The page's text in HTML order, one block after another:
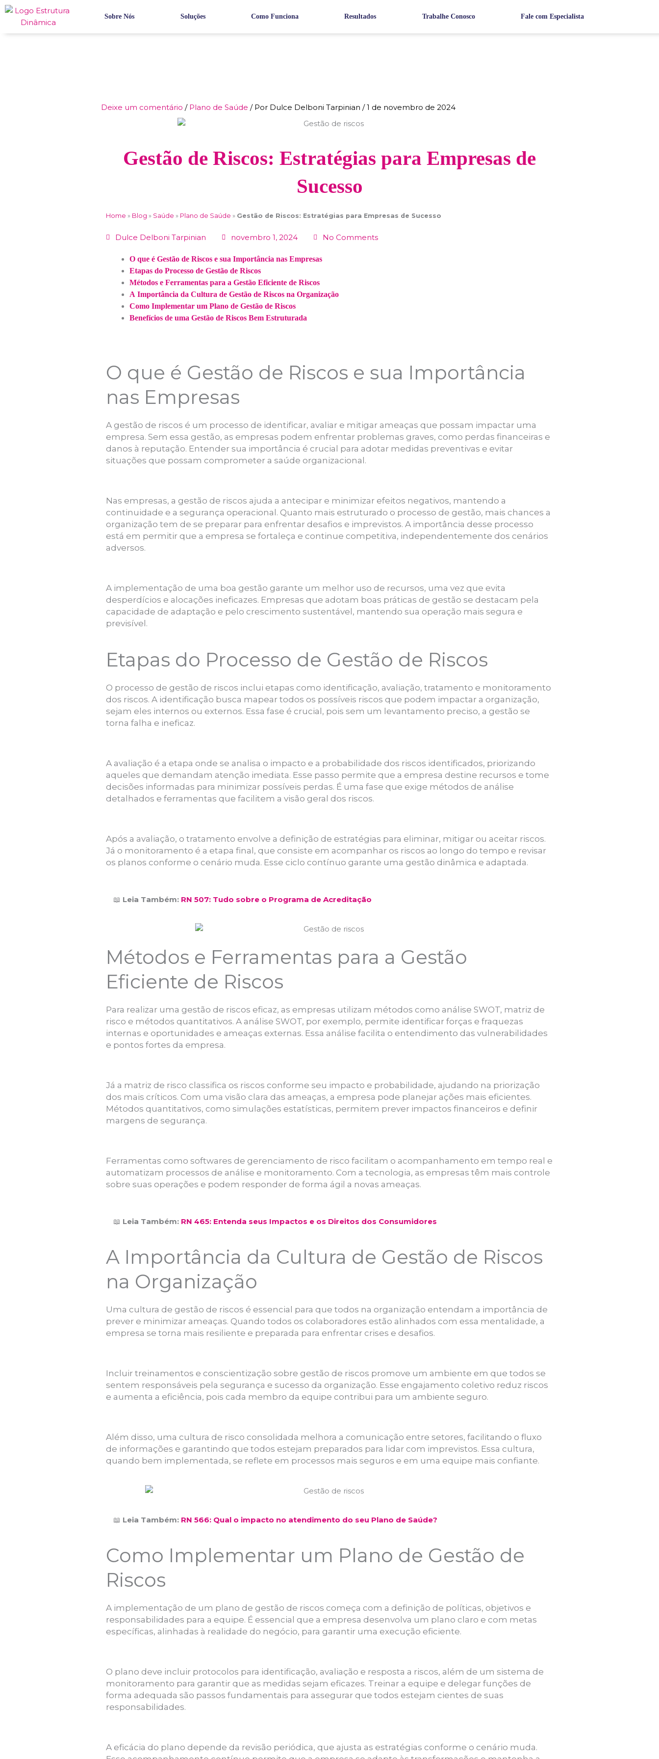
Sobre Nós Soluções Como Funciona Resultados Trabalhe Conosco Fale com Especialista
Deixe um comentário / Plano de Saúde / Por Dulce Delboni Tarpinian/1 de novembro de 2024
Gestão de Riscos: Estratégias para Empresas de
Sucesso
Home » Blog » Saúde » Plano de Saúde » Gestão de Riscos: Estratégias para Empresas de Sucesso
Dulce Delboni Tarpinian novembro 1, 2024 No Comments
O que é Gestão de Riscos e sua Importância nas Empresas
Etapas do Processo de Gestão de Riscos
Métodos e Ferramentas para a Gestão Eficiente de Riscos
A Importância da Cultura de Gestão de Riscos na Organização
Como Implementar um Plano de Gestão de Riscos
Benefícios de uma Gestão de Riscos Bem Estruturada
O que é Gestão de Riscos e sua Importância
nas Empresas
A gestão de riscos é um processo de identificar, avaliar e mitigar ameaças que possam impactar uma
empresa. Sem essa gestão, as empresas podem enfrentar problemas graves, como perdas financeiras e
danos à reputação. Entender sua importância é crucial para adotar medidas preventivas e evitar
situações que possam comprometer a saúde organizacional.
Nas empresas, a gestão de riscos ajuda a antecipar e minimizar efeitos negativos, mantendo a
continuidade e a segurança operacional. Quanto mais estruturado o processo de gestão, mais chances a
organização tem de se preparar para enfrentar desafios e imprevistos. A importância desse processo
está em permitir que a empresa se fortaleça e continue competitiva, independentemente dos cenários
adversos.
A implementação de uma boa gestão garante um melhor uso de recursos, uma vez que evita
desperdícios e alocações ineficazes. Empresas que adotam boas práticas de gestão se destacam pela
capacidade de adaptação e pelo crescimento sustentável, mantendo sua operação mais segura e
previsível.
Etapas do Processo de Gestão de Riscos
O processo de gestão de riscos inclui etapas como identificação, avaliação, tratamento e monitoramento
dos riscos. A identificação busca mapear todos os possíveis riscos que podem impactar a organização,
sejam eles internos ou externos. Essa fase é crucial, pois sem um levantamento preciso, a gestão se
torna falha e ineficaz.
A avaliação é a etapa onde se analisa o impacto e a probabilidade dos riscos identificados, priorizando
aqueles que demandam atenção imediata. Esse passo permite que a empresa destine recursos e tome
decisões informadas para minimizar possíveis perdas. É uma fase que exige métodos de análise
detalhados e ferramentas que facilitem a visão geral dos riscos.
Após a avaliação, o tratamento envolve a definição de estratégias para eliminar, mitigar ou aceitar riscos.
Já o monitoramento é a etapa final, que consiste em acompanhar os riscos ao longo do tempo e revisar
os planos conforme o cenário muda. Esse ciclo contínuo garante uma gestão dinâmica e adaptada.
📖 Leia Também: RN 507: Tudo sobre o Programa de Acreditação
Métodos e Ferramentas para a Gestão
Eficiente de Riscos
Para realizar uma gestão de riscos eficaz, as empresas utilizam métodos como análise SWOT, matriz de
risco e métodos quantitativos. A análise SWOT, por exemplo, permite identificar forças e fraquezas
internas e oportunidades e ameaças externas. Essa análise facilita o entendimento das vulnerabilidades
e pontos fortes da empresa.
Já a matriz de risco classifica os riscos conforme seu impacto e probabilidade, ajudando na priorização
dos mais críticos. Com uma visão clara das ameaças, a empresa pode planejar ações mais eficientes.
Métodos quantitativos, como simulações estatísticas, permitem prever impactos financeiros e definir
margens de segurança.
Ferramentas como softwares de gerenciamento de risco facilitam o acompanhamento em tempo real e
automatizam processos de análise e monitoramento. Com a tecnologia, as empresas têm mais controle
sobre suas operações e podem responder de forma ágil a novas ameaças.
📖 Leia Também: RN 465: Entenda seus Impactos e os Direitos dos Consumidores
A Importância da Cultura de Gestão de Riscos
na Organização
Uma cultura de gestão de riscos é essencial para que todos na organização entendam a importância de
prever e minimizar ameaças. Quando todos os colaboradores estão alinhados com essa mentalidade, a
empresa se torna mais resiliente e preparada para enfrentar crises e desafios.
Incluir treinamentos e conscientização sobre gestão de riscos promove um ambiente em que todos se
sentem responsáveis pela segurança e sucesso da organização. Esse engajamento coletivo reduz riscos
e aumenta a eficiência, pois cada membro da equipe contribui para um ambiente seguro.
Além disso, uma cultura de risco consolidada melhora a comunicação entre setores, facilitando o fluxo
de informações e garantindo que todos estejam preparados para lidar com imprevistos. Essa cultura,
quando bem implementada, se reflete em processos mais seguros e em uma equipe mais confiante.
📖 Leia Também: RN 566: Qual o impacto no atendimento do seu Plano de Saúde?
Como Implementar um Plano de Gestão de
Riscos
A implementação de um plano de gestão de riscos começa com a definição de políticas, objetivos e
responsabilidades para a equipe. É essencial que a empresa desenvolva um plano claro e com metas
específicas, alinhadas à realidade do negócio, para garantir uma execução eficiente.
O plano deve incluir protocolos para identificação, avaliação e resposta a riscos, além de um sistema de
monitoramento para garantir que as medidas sejam eficazes. Treinar a equipe e delegar funções de
forma adequada são passos fundamentais para assegurar que todos estejam cientes de suas
responsabilidades.
A eficácia do plano depende da revisão periódica, que ajusta as estratégias conforme o cenário muda.